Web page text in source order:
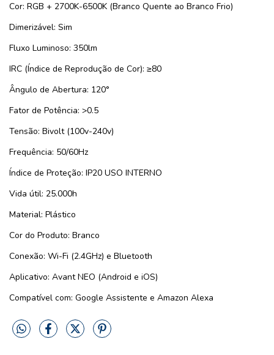
Cor: RGB + 2700K-6500K (Branco Quente ao Branco Frio)
Dimerizável: Sim
Fluxo Luminoso: 350lm
IRC (Índice de Reprodução de Cor): ≥80
Ângulo de Abertura: 120°
Fator de Potência: >0.5
Tensão: Bivolt (100v-240v)
Frequência: 50/60Hz
Índice de Proteção: IP20 USO INTERNO
Vida útil: 25.000h
Material: Plástico
Cor do Produto: Branco
Conexão: Wi-Fi (2.4GHz) e Bluetooth
Aplicativo: Avant NEO (Android e iOS)
Compatível com: Google Assistente e Amazon Alexa